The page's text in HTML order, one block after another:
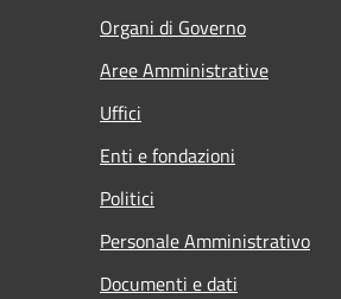
Organi di Governo
Aree Amministrative
Uffici
Enti e fondazioni
Politici
Personale Amministrativo
Documenti e dati